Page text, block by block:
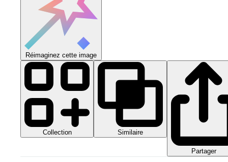
Réimaginez cette image
Collection Similaire
Partager